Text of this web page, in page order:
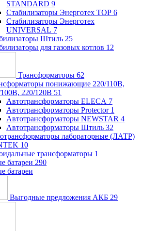
STANDARD 9
Стабилизаторы Энерготех TOP 6
Стабилизаторы Энерготех
UNIVERSAL 7
Штиль 25
для газовых котлов 12
Трансформаторы 62
понижающие 220/110В,
220/120В 51
Автотрансформаторы ELECA 7
Автотрансформаторы Protector 1
Автотрансформаторы NEWSTAR 4
Автотрансформаторы Штиль 32
лабораторные (ЛАТР)
10
трансформаторы 1
батареи 290
батареи
Выгодные предложения АКБ 29